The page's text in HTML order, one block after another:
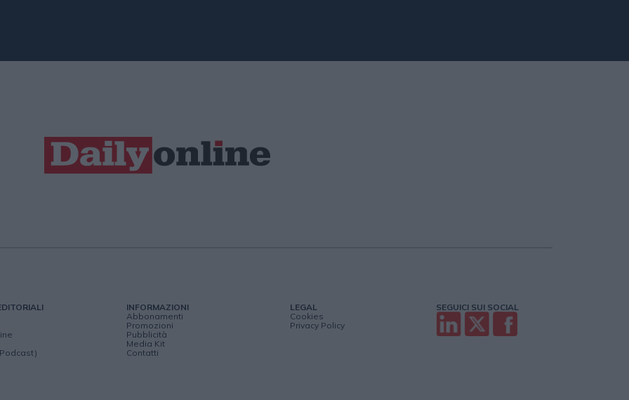
INFORMAZIONI
Abbonamenti
Promozioni
Pubblicità
Media Kit
Contatti
LEGAL
Cookies
Privacy Policy
SEGUICI SUI SOCIAL